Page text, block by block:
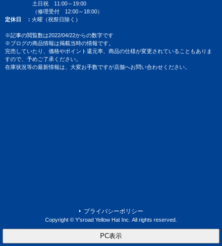
土日祝 11:00～19:00
（修理受付 12:00～18:00）
定休日
火曜（祝祭日除く）
※記事の閲覧数は2022/04/22からの数字です
※ブログの商品情報は掲載当時の情報です。
完売していたり、価格やポイント還元率、商品の仕様が変更されていることもありま
すので、予めご了承ください。
在庫状況等の最新情報は、大変お手数ですが店舗へお問い合わせください。
プライバシーポリシー
Copyright © Y’sroad Yellow Hat Inc. All rights reserved.
PC表示